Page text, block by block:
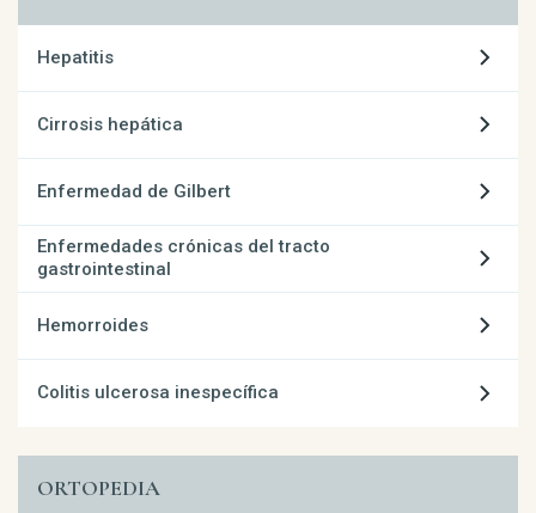
Hepatitis
Cirrosis hepática
Enfermedad de Gilbert
Enfermedades crónicas del tracto
gastrointestinal
Hemorroides
Colitis ulcerosa inespecífica
ORTOPEDIA